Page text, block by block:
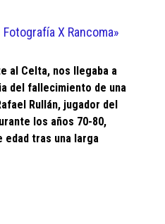
X Rancoma»
al Celta, nos llegaba a
del fallecimiento de una
Rullán, jugador del
los años 70-80,
edad tras una larga